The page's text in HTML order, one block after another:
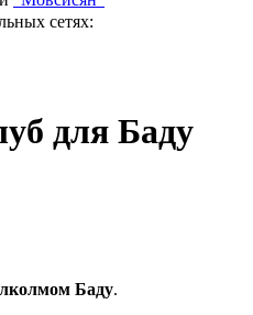
сетях:
для Баду
Баду.